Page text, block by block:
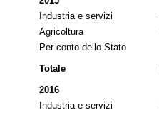
Industria e servizi
Agricoltura
Per conto dello Stato
Totale
2016
Industria e servizi